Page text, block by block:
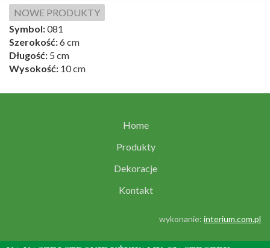
NOWE PRODUKTY
Symbol:081
Szerokość:6 cm
Długość: 5 cm
Wysokość: 10 cm
Home
Produkty
Dekoracje
Kontakt
wykonanie: interium.com.pl